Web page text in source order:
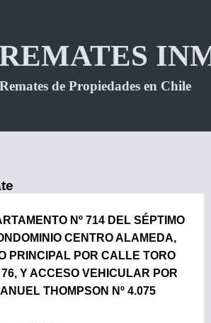
Nº 714 DEL SÉPTIMO
CENTRO ALAMEDA,
PRINCIPAL POR CALLE TORO
76, Y ACCESO VEHICULAR POR
THOMPSON Nº 4.075